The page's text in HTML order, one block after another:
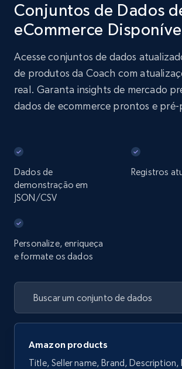
Conjuntos de Dados
eCommerce
Acesse conjuntos de dados
de produtos da Coach com
real. Garanta insights de mercado
dados de ecommerce prontos e pré-
Dados de
demonstração em
JSON/CSV
Registros
Personalize, enriqueça
e formate os dados
Amazon products
Title, Seller name, Brand, Description,